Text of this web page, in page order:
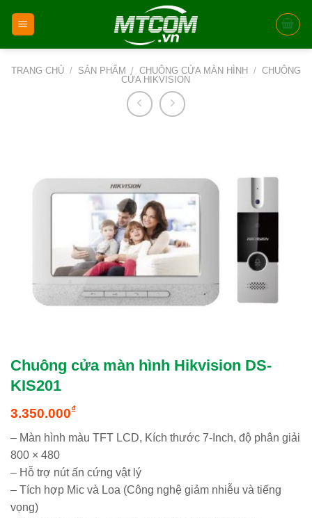
TRANG CHỦ / SẢN PHẨM / CHUÔNG CỬA MÀN HÌNH / CHUÔNG
CỬA HIKVISION
Chuông cửa màn hình Hikvision DS-
KIS201
3.350.000₫
– Màn hình màu TFT LCD, Kích thước 7-Inch, độ phân giải
800 × 480
– Hỗ trợ nút ấn cứng vật lý
– Tích hợp Mic và Loa (Công nghệ giảm nhiễu và tiếng
vọng)